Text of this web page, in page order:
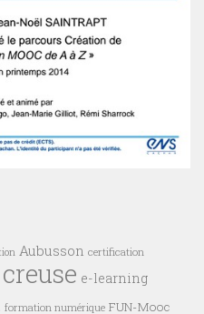
Aubusson certification
creuse e-learning
formation numérique FUN-Mooc